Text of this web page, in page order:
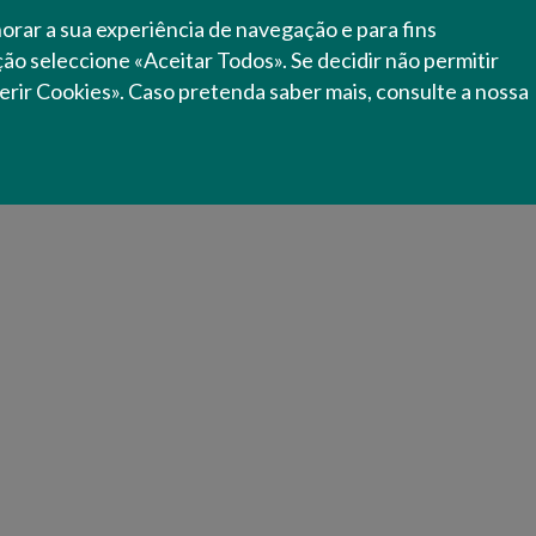
a sua experiência de navegação e para fins
seleccione «Aceitar Todos». Se decidir não permitir
Cookies». Caso pretenda saber mais, consulte a nossa
Saiba mais sobre o Uso Sustentável dos Produtos